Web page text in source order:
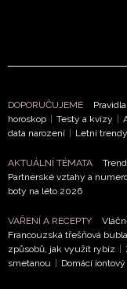
DOPORUČUJEME
horoskop | Testy a kvízy |
data narození | Letní trendy
AKTUÁLNÍ TÉMATA
Partnerské vztahy a
boty na léto 2026
VAŘENÍ A RECEPTY
Francouzská třešňová
způsobů, jak využít rybíz |
smetanou | Domácí